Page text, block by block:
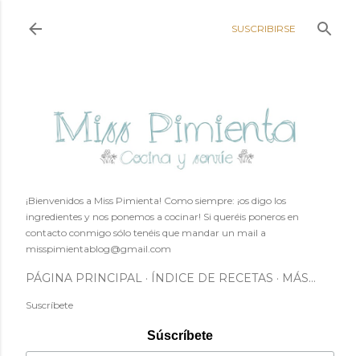
SUSCRIBIRSE
¡Bienvenidos a Miss Pimienta! Como siempre: ¡os digo los
ingredientes y nos ponemos a cocinar! Si queréis poneros en
contacto conmigo sólo tenéis que mandar un mail a
misspimientablog@gmail.com
PÁGINA PRINCIPAL ÍNDICE DE RECETAS MÁS…
Suscríbete
Súscríbete